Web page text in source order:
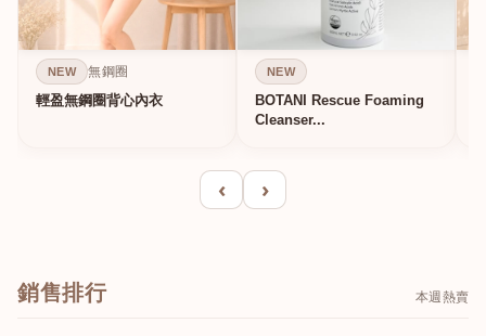
NEW 無鋼圈
輕盈無鋼圈背心內衣
NEW
BOTANI Rescue Foaming
Cleanser...
‹ ›
銷售排行 本週熱賣